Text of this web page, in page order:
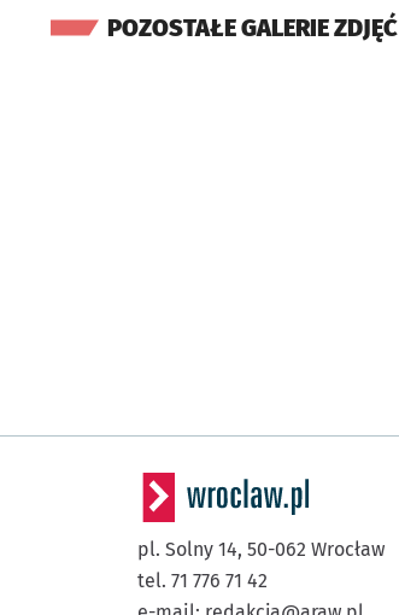
POZOSTAŁE GALERIE ZDJĘĆ
pl. Solny 14, 50-062 Wrocław
tel. 71 776 71 42